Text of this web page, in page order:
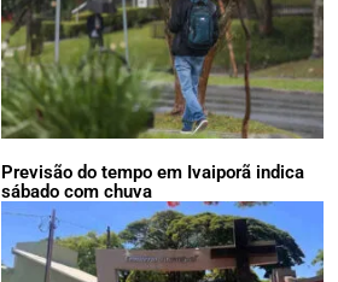
Previsão do tempo em Ivaiporã indica
sábado com chuva